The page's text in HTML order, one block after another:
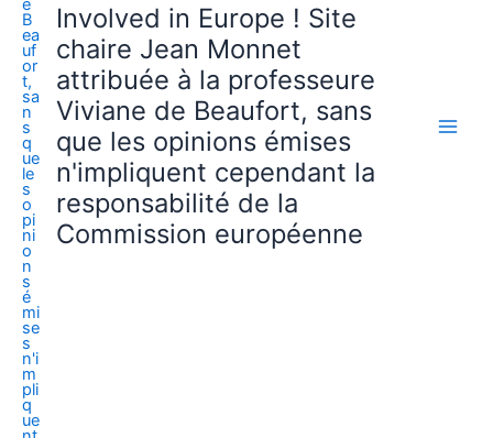
Involved in Europe ! Site
chaire Jean Monnet
attribuée à la professeure
Viviane de Beaufort, sans
que les opinions émises
n'impliquent cependant la
responsabilité de la
Commission européenne